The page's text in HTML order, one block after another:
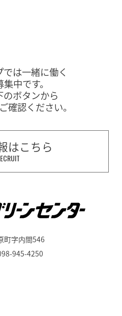
は一緒に働く
中です。
ボタンから
確認ください。
はこちら
町字内間546
945-4250